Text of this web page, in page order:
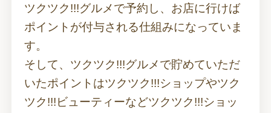
ツクツク!!!グルメで予約し、お店に行けば
ポイントが付与される仕組みになっていま
す。
そして、ツクツク!!!グルメで貯めていただ
いたポイントはツクツク!!!ショップやツク
ツク!!!ビューティーなどツクツク!!!ショッ